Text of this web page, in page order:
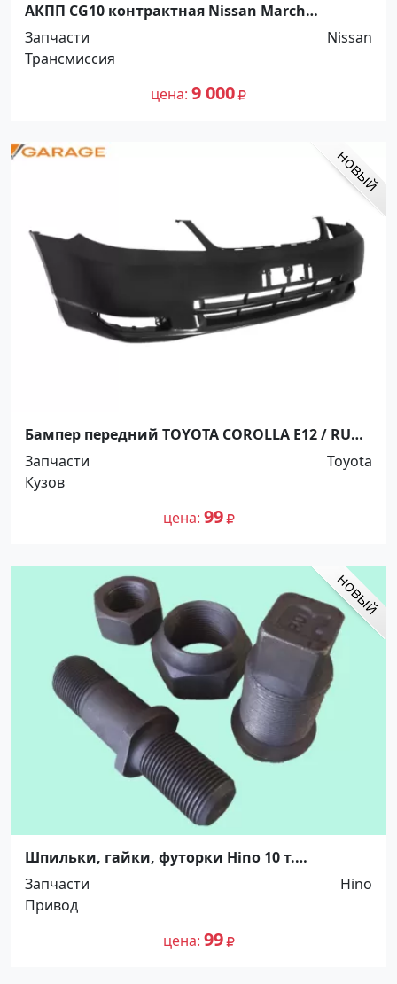
АКПП CG10 контрактная Nissan March
Краснодар
Запчасти
Nissan
Трансмиссия
цена 9 000
Бампер передний TOYOTA COROLLA E12 / RUNX
/ ALLEX 2001-2007 Краснодар
Запчасти
Toyota
Кузов
цена 99
Шпильки, гайки, футорки Hino 10 т.
Распродажа! До -100%! Краснодар
Запчасти
Hino
Привод
цена 99